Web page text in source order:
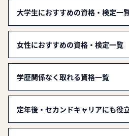
大学生におすすめの資格・検定一
女性におすすめの資格・検定一覧
学歴関係なく取れる資格一覧
定年後・セカンドキャリアにも役